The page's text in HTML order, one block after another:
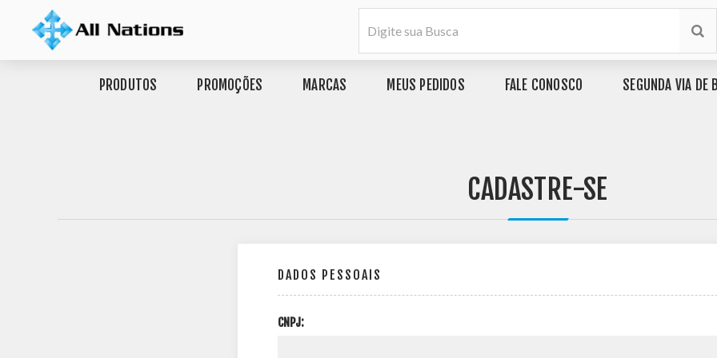
PRODUTOS PROMOÇÕES MARCAS MEUS PEDIDOS FALE CONOSCO SEGUNDA VIA DE
CADASTRE-SE
DADOS PESSOAIS
CNPJ: